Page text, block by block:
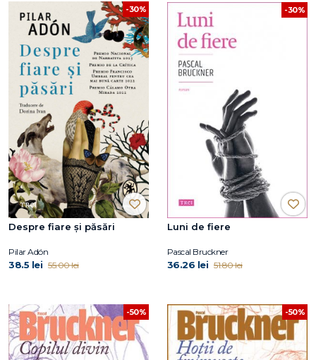
-30%
Despre fiare și păsări
Pilar Adón
38.5 lei 55.00 lei
-30%
Luni de fiere
Pascal Bruckner
36.26 lei 51.80 lei
-50% -50%